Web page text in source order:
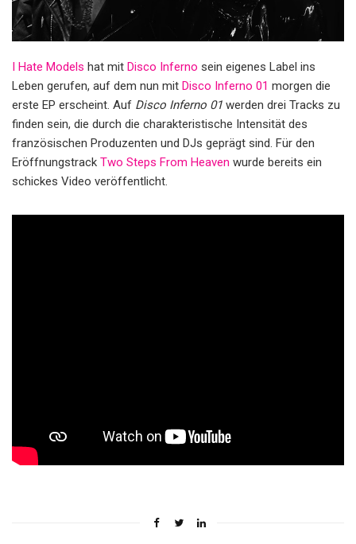
I Hate Models hat mit Disco Inferno sein eigenes Label ins
Leben gerufen, auf dem nun mit Disco Inferno 01 morgen die
erste EP erscheint. Auf Disco Inferno 01 werden drei Tracks zu
finden sein, die durch die charakteristische Intensität des
französischen Produzenten und DJs geprägt sind. Für den
Eröffnungstrack Two Steps From Heaven wurde bereits ein
schickes Video veröffentlicht.